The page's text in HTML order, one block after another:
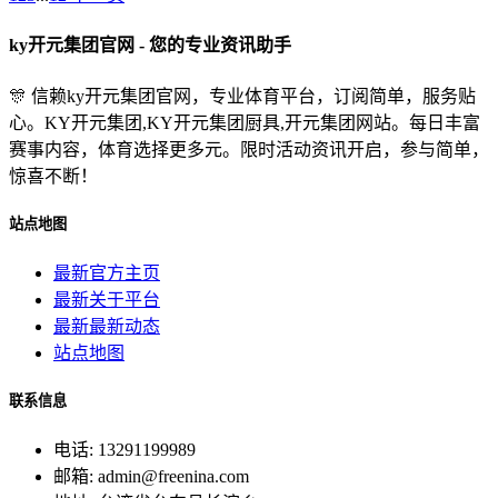
ky开元集团官网 - 您的专业资讯助手
🎊 信赖ky开元集团官网，专业体育平台，订阅简单，服务贴
心。KY开元集团,KY开元集团厨具,开元集团网站。每日丰富
赛事内容，体育选择更多元。限时活动资讯开启，参与简单，
惊喜不断！
站点地图
最新官方主页
最新关于平台
最新最新动态
站点地图
联系信息
电话: 13291199989
邮箱: admin@freenina.com